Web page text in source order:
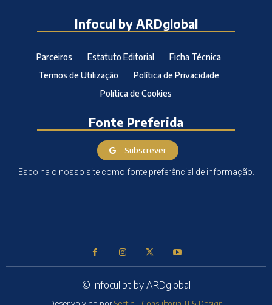
Infocul by ARDglobal
Parceiros Estatuto Editorial
Ficha Técnica
Termos de Utilização
Política de Privacidade
Política de Cookies
Fonte Preferida
Subscrever
Escolha o nosso site como fonte preferêncial de informação.
© Infocul.pt by ARDglobal
Desenvolvido porSectid - Consultoria TI & Design